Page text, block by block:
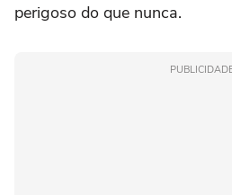
perigoso do que nunca.